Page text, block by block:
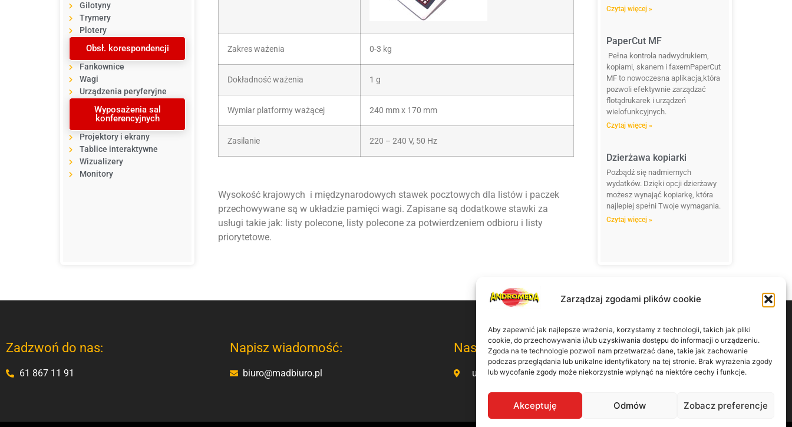
Zarządzaj zgodami plików cookie
Aby zapewnić jak najlepsze wrażenia, korzystamy z technologii, takich jak pliki
cookie, do przechowywania i/lub uzyskiwania dostępu do informacji o urządzeniu.
Zgoda na te technologie pozwoli nam przetwarzać dane, takie jak zachowanie
podczas przeglądania lub unikalne identyfikatory na tej stronie. Brak wyrażenia zgody
lub wycofanie zgody może niekorzystnie wpłynąć na niektóre cechy i funkcje.
Akceptuję Odmów Zobacz preferencje
Gilotyny
Trymery
Plotery
Obsł. korespondencji
Fankownice
Wagi
Urządzenia peryferyjne
Wyposażenia sal
konferencyjnych
Projektory i ekrany
Tablice interaktywne
Wizualizery
Monitory
Zakres ważenia 0-3 kg
Dokładność ważenia 1 g
Wymiar platformy ważącej 240 mm x 170 mm
Zasilanie 220 – 240 V, 50 Hz
Wysokość krajowych i międzynarodowych stawek pocztowych dla listów i paczek
przechowywane są w układzie pamięci wagi. Zapisane są dodatkowe stawki za
usługi takie jak: listy polecone, listy polecone za potwierdzeniem odbioru i listy
priorytetowe.
Czytaj więcej »
PaperCut MF
Pełna kontrola nadwydrukiem,
kopiami, skanem i faxemPaperCut
MF to nowoczesna aplikacja,która
pozwoli efektywnie zarządzać
flotądrukarek i urządzeń
wielofunkcyjnych.
Czytaj więcej »
Dzierżawa kopiarki
Pozbądź się nadmiernych
wydatków. Dzięki opcji dzierżawy
możesz wynająć kopiarkę, która
najlepiej spełni Twoje wymagania.
Czytaj więcej »
Zadzwoń do nas:
61 867 11 91
Napisz wiadomość:
biuro@madbiuro.pl
Nasz adres:
ul. Kamiennogórska 9/41 60-179 Poznań